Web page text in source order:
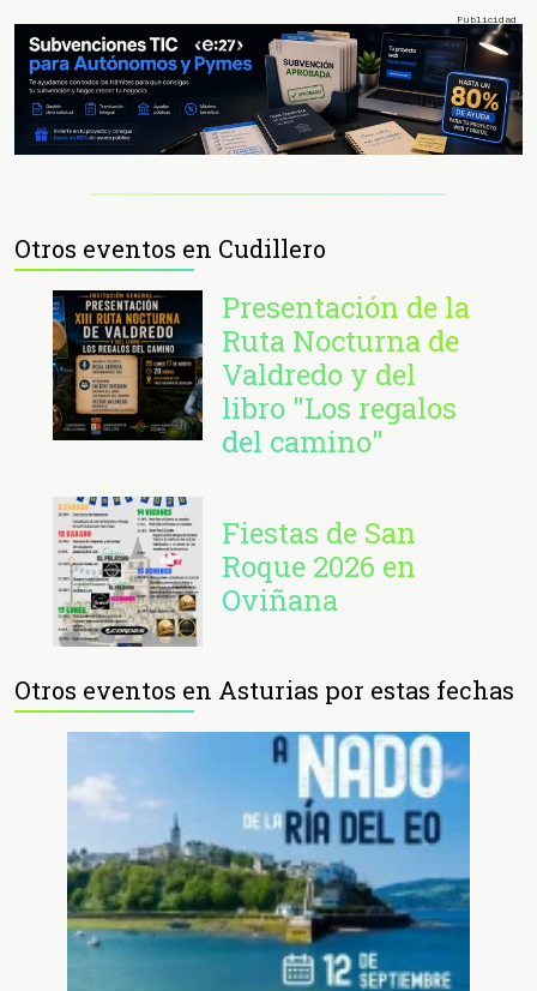
Otros eventos en Cudillero
Presentación de la
Ruta Nocturna de
Valdredo y del
libro "Los regalos
del camino"
Fiestas de San
Roque 2026 en
Oviñana
Otros eventos en Asturias por estas fechas